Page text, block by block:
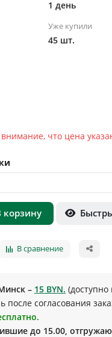
1 день
Уже купили
45 шт.
что цена
корзину
В сравнение
– 15 BYN. (доступно
согласования
до 15.00,